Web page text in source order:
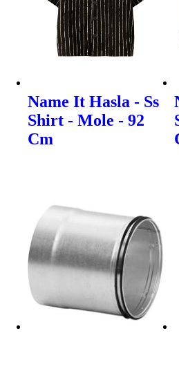
Name It Hasla - Ss
Shirt - Mole - 92
Cm